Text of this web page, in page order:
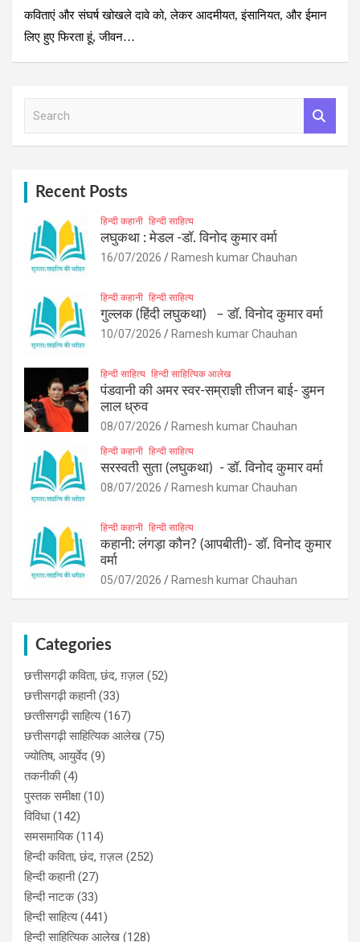
कविताएं और संघर्ष खोखले दावे को, लेकर आदमीयत, इंसानियत, और ईमान
लिए हुए फिरता हूं, जीवन…
Recent Posts
हिन्दी कहानी हिन्दी साहित्य
लघुकथा : मेडल -डॉ. विनोद कुमार वर्मा
16/07/2026 Ramesh kumar Chauhan
हिन्दी कहानी हिन्दी साहित्य
गुल्लक (हिंदी लघुकथा) – डॉ. विनोद कुमार वर्मा
10/07/2026 Ramesh kumar Chauhan
हिन्दी साहित्य हिन्दी साहित्यिक आलेख
पंडवानी की अमर स्वर-सम्राज्ञी तीजन बाई- डुमन
लाल ध्रुव
08/07/2026 Ramesh kumar Chauhan
हिन्दी कहानी हिन्दी साहित्य
सरस्वती सुता (लघुकथा) ​- डॉ. विनोद कुमार वर्मा
08/07/2026 Ramesh kumar Chauhan
हिन्दी कहानी हिन्दी साहित्य
कहानी: लंगड़ा कौन? (आपबीती)​- डॉ. विनोद कुमार
वर्मा
05/07/2026 Ramesh kumar Chauhan
Categories
छत्तीसगढ़ी कविता, छंद, ग़ज़ल (52)
छत्तीसगढ़ी कहानी(33)
छत्‍तीसगढ़ी साहित्‍य(167)
छत्तीसगढ़ी साहित्यिक आलेख (75)
ज्योतिष, आयुर्वेद (9)
तकनीकी(4)
पुस्‍तक समीक्षा(10)
विविधा(142)
समसमायिक(114)
हिन्दी कविता, छंद, ग़ज़ल (252)
हिन्दी कहानी(27)
हिन्‍दी नाटक(33)
हिन्दी साहित्य(441)
हिन्दी साहित्यिक आलेख (128)